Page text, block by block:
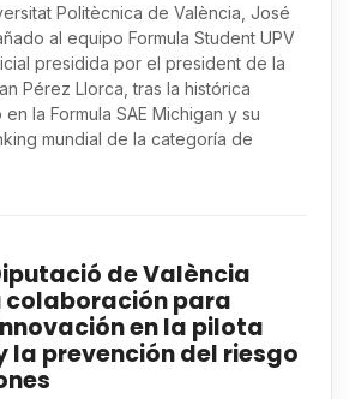
Politècnica de València, José
al equipo Formula Student UPV
presidida por el president de la
Pérez Llorca, tras la histórica
la Formula SAE Michigan y su
mundial de la categoría de
de València
colaboración para
en la pilota
la prevención del riesgo